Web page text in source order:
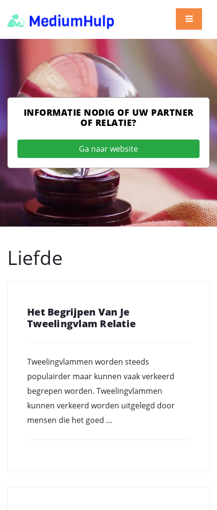
INFORMATIE NODIG OF UW PARTNER
OF RELATIE?
Ga naar website
Liefde
Het Begrijpen Van Je
Tweelingvlam Relatie
Tweelingvlammen worden steeds
populairder maar kunnen vaak verkeerd
begrepen worden. Tweelingvlammen
kunnen verkeerd worden uitgelegd door
mensen die het goed …